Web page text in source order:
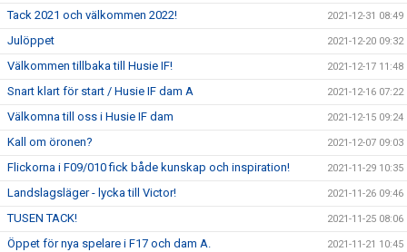
Tack 2021 och välkommen 2022! 2021-12-31 08:49
Julöppet 2021-12-20 09:32
Välkommen tillbaka till Husie IF! 2021-12-17 11:48
Snart klart för start / Husie IF dam A 2021-12-16 07:22
Välkomna till oss i Husie IF dam 2021-12-15 09:24
Kall om öronen? 2021-12-07 09:03
Flickorna i F09/010 fick både kunskap och inspiration! 2021-11-29 10:35
Landslagsläger - lycka till Victor! 2021-11-26 09:46
TUSEN TACK! 2021-11-25 08:06
Öppet för nya spelare i F17 och dam A. 2021-11-21 10:45